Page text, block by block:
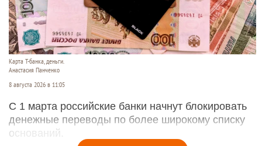
Карта Т-банка, деньги.
Анастасия Панченко
8 августа 2026 в 11:05
С 1 марта российские банки начнут блокировать
денежные переводы по более широкому списку
оснований.